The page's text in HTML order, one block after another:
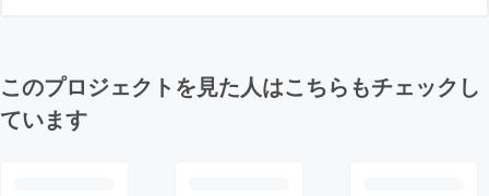
このプロジェクトを見た人はこちらもチェックし
ています